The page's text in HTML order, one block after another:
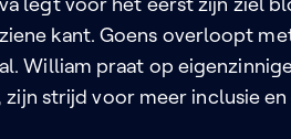
legt voor het eerst zijn ziel
kant. Goens overloopt
William praat op
zijn strijd voor meer inclusie